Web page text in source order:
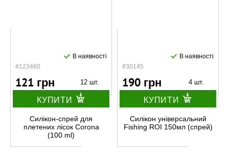
#123460
В наявності
121 грн 12 шт.
КУПИТИ
Силікон-спрей для
плетених лісок Corona
(100 ml)
#30145
В наявності
190 грн 4 шт.
КУПИТИ
Силікон універсальний
Fishing ROI 150мл (спрей)